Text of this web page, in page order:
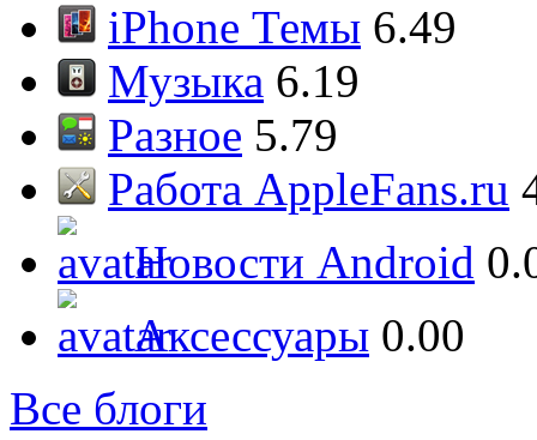
iPhone Темы 6.49
Музыка 6.19
Разное 5.79
Работа AppleFans.ru
Новости Android
Аксессуары 0.00
Все блоги